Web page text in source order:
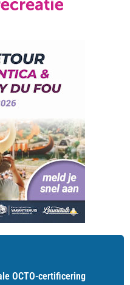
OCTO-certificering